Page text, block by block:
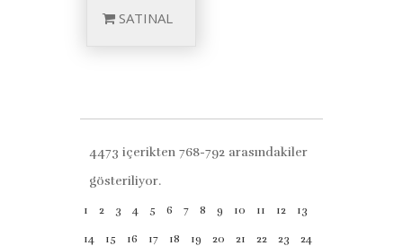
SATINAL
4473 içerikten 768-792 arasındakiler
gösteriliyor.
1 2 3 4 5 6 7 8 9 10 11 12 13
14 15 16 17 18 19 20 21 22 23 24